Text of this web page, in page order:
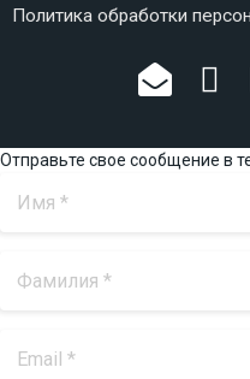
Политика обработки
Отправьте свое сообщение в